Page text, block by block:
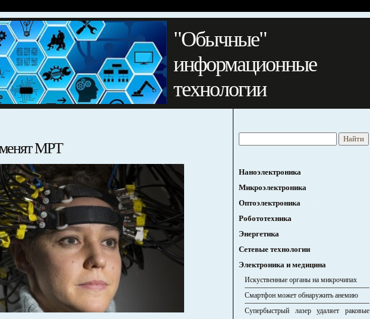
"Обычные"
информационные
технологии
МРТ
Наноэлектроника
Микроэлектроника
Оптоэлектроника
Робототехника
Энергетика
Сетевые технологии
Электроника и медицина
Искуственные органы на микрочипах
Смартфон может обнаружить анемию
Супербыстрый лазер удаляет раковые